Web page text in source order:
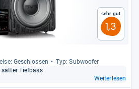
Sehr gut
1,3
Geschlos­sen
Typ: Sub­woofer
sat­ter Tief­bass
Weiterlesen